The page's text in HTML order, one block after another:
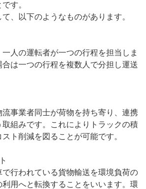
す。
、以下のようなものがあります。
人の運転者が一つの行程を担当しま
は一つの行程を複数人で分担し運送
流事業者同士が荷物を持ち寄り、連携
取組みです。これによりトラックの積
ト削減を図ることが可能です。
で行われている貨物輸送を環境負荷の
用へと転換することをいいます。環